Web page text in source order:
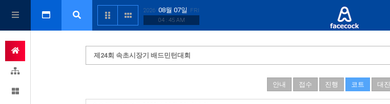
2026 08월 07일
FRI
04 : 45 AM
제24회 속초시장기 배드민턴대회
안내 접수 진행 코트 대진